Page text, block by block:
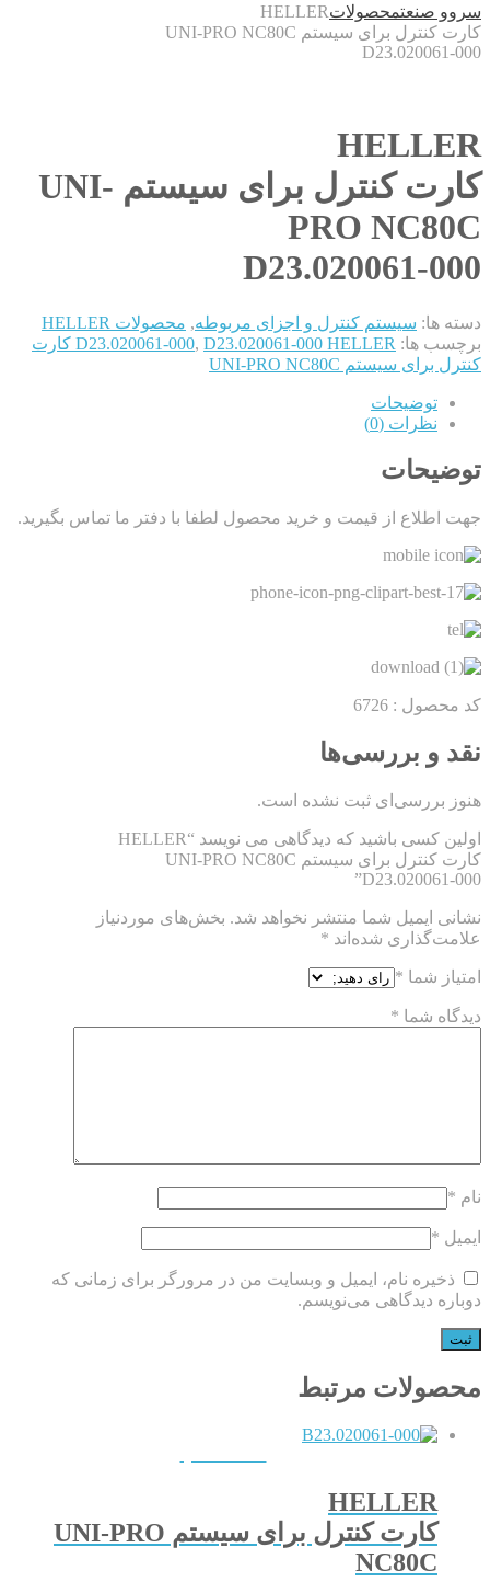
سروو صنعتمحصولاتHELLER
کارت کنترل برای سیستم UNI-PRO NC80C
D23.020061-000
HELLER
کارت کنترل برای سیستم UNI-
PRO NC80C
D23.020061-000
دسته ها: سیستم کنترل و اجزای مربوطه, محصولات HELLER
برچسب ها:
D23.020061-000,
D23.020061-000 HELLER کارت
کنترل برای سیستم UNI-PRO NC80C
توضیحات
نظرات (0)
توضیحات
جهت اطلاع از قیمت و خرید محصول لطفا با دفتر ما تماس بگیرید.
کد محصول : 6726
نقد و بررسی‌ها
هنوز بررسی‌ای ثبت نشده است.
اولین کسی باشید که دیدگاهی می نویسد “HELLER
کارت کنترل برای سیستم UNI-PRO NC80C
D23.020061-000”
نشانی ایمیل شما منتشر نخواهد شد. بخش‌های موردنیاز
علامت‌گذاری شده‌اند *
امتیاز شما *
دیدگاه شما *
نام *
ایمیل *
ذخیره نام، ایمیل و وبسایت من در مرورگر برای زمانی که
دوباره دیدگاهی می‌نویسم.
محصولات مرتبط
HELLER
کارت کنترل برای سیستم UNI-PRO
NC80C